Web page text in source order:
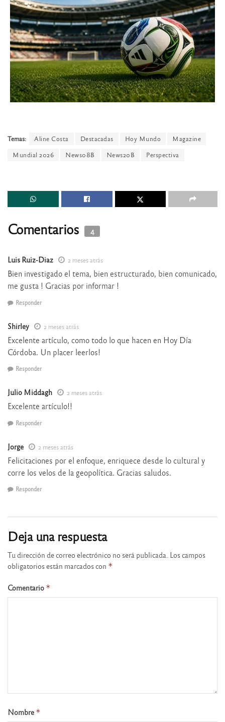
Temas: Aline Costa Destacadas Hoy Mundo
Magazine
Mundial 2026
News08B News20B Perspectiva
Comentarios 4
Luis Ruiz-Diaz 2 meses atrás
Bien investigado el tema, bien estructurado, bien comunicado,
me gusta ! Gracias por informar !
Responder
Shirley 2 meses atrás
Excelente artículo, como todo lo que hacen en Hoy Día
Córdoba. Un placer leerlos!
Responder
Julio Middagh 2 meses atrás
Excelente artículo!!
Responder
Jorge 2 meses atrás
Felicitaciones por el enfoque, enriquece desde lo cultural y
corre los velos de la geopolítica. Gracias saludos.
Responder
Deja una respuesta
Tu dirección de correo electrónico no será publicada. Los campos
obligatorios están marcados con *
Comentario *
Nombre *